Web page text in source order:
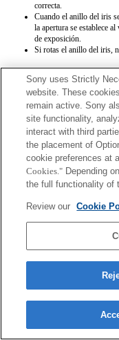
correcta.
Cuando el anillo del iris
la apertura se establece
de exposición.
Si rotas el anillo del iris,
Sony uses Strictly
website. These
remain active. Sony
site functionality,
interact with third
the placement of
cookie preferences at
Cookies." Depending
the full functionality of
Review our Cookie